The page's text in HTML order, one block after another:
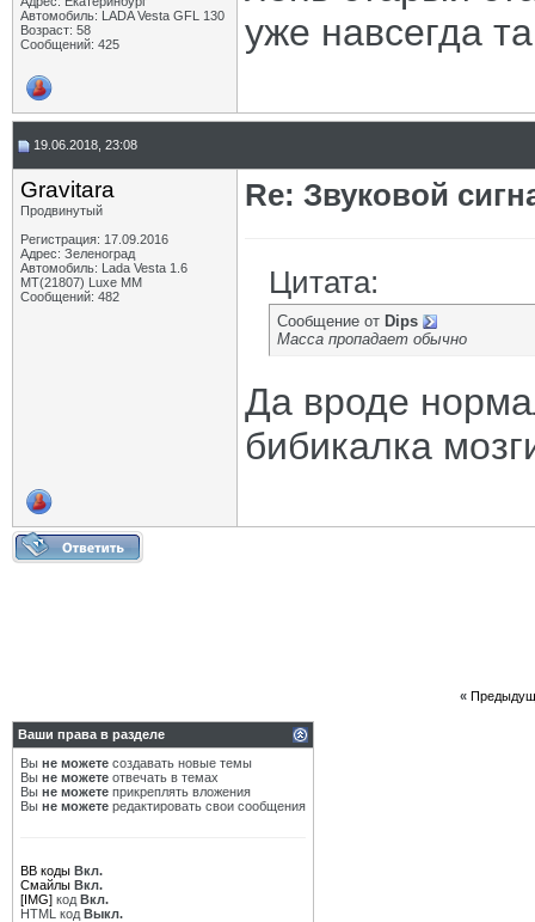
Автомобиль: LADA Vesta GFL 130
Возраст: 58
Сообщений: 425
уже навсегда
19.06.2018, 23:08
Gravitara
Продвинутый
Регистрация: 17.09.2016
Адрес: Зеленоград
Автомобиль: Lada Vesta 1.6
MT(21807) Luxe MM
Сообщений: 482
Re: Звуковой
Цитата:
Сообщение от Dips
Масса пропадает обычно
Да вроде
бибикалка
«
Ваши права в разделе
Вы не можете создавать новые темы
Вы не можете отвечать в темах
Вы не можете прикреплять вложения
Вы не можете редактировать свои сообщения
BB коды Вкл.
Смайлы Вкл.
[IMG] код Вкл.
HTML код Выкл.